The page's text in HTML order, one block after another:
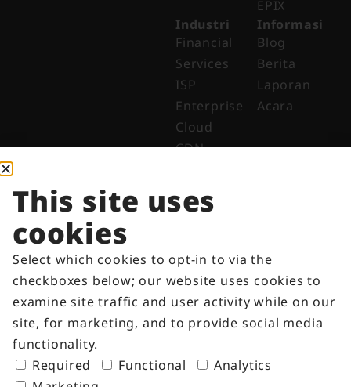
EPIX
Industri
Financial
Services
ISP
Enterprise
Cloud
CDN
Informasi
Blog
Berita
Laporan
Acara
Kami
Indonesia
Get in
Touch
Customer
This site uses
cookies
Select which cookies to opt-in to via the
checkboxes below; our website uses cookies to
examine site traffic and user activity while on our
site, for marketing, and to provide social media
functionality.
Required
Functional
Analytics